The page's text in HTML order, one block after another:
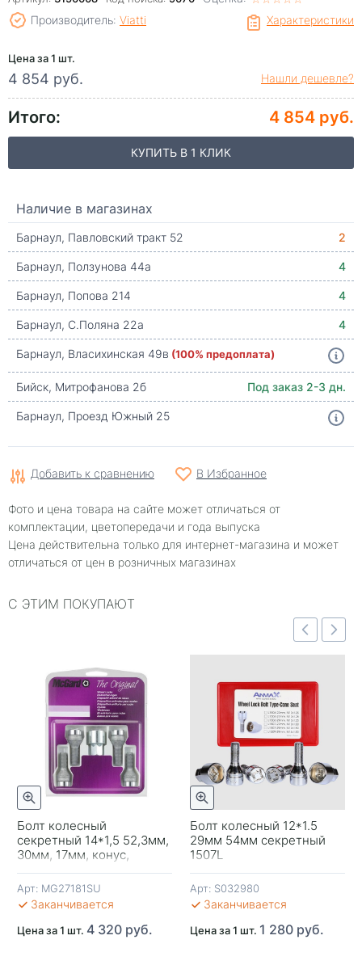
Характеристики
Производитель: Viatti
Цена за 1 шт.
4 854 руб. Нашли дешевле?
Итого: 4 854 руб.
КУПИТЬ В 1 КЛИК
Наличие в магазинах
Барнаул, Павловский тракт 52
2
Барнаул, Ползунова 44а
4
Барнаул, Попова 214
4
Барнаул, С.Поляна 22а
4
Барнаул, Власихинская 49в (100% предоплата)
Бийск, Митрофанова 2б
Под заказ 2-3 дн.
Барнаул, Проезд Южный 25
Добавить к сравнению В Избранное
Фото и цена товара на сайте может отличаться от
комплектации, цветопередачи и года выпуска
Цена действительна только для интернет-магазина и может
отличаться от цен в розничных магазинах
С ЭТИМ ПОКУПАЮТ
Болт колесный
секретный 14*1,5 52,3мм,
30мм, 17мм, конус,
MG27181SU McGard
Арт: MG27181SU
Заканчивается
Цена за 1 шт. 4 320 руб.
Болт колесный 12*1.5
29мм 54мм секретный
1507L
Арт: S032980
Заканчивается
Цена за 1 шт. 1 280 руб.
Быстрый просмотр
Быстрый просмотр